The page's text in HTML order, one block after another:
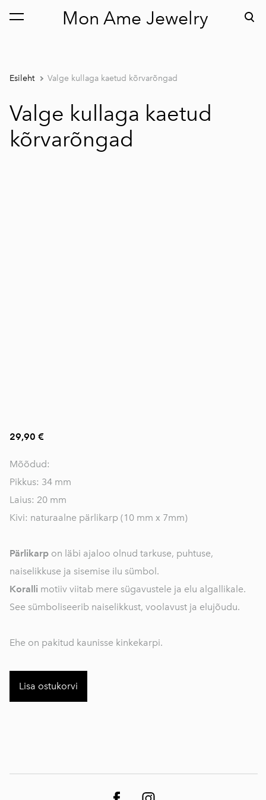
Mon Ame Jewelry
lisati ostukorvi. Vaata ostukorvi
Esileht Valge kullaga kaetud kõrvarõngad
Valge kullaga kaetud
kõrvarõngad
29,90 €
Mõõdud:
Pikkus: 34 mm
Laius: 20 mm
Kivi: naturaalne pärlikarp (10 mm x 7mm)
Pärlikarp on läbi ajaloo olnud tarkuse, puhtuse,
naiselikkuse ja sisemise ilu sümbol.
Koralli motiiv viitab mere sügavustele ja elu algallikale.
See sümboliseerib naiselikkust, voolavust ja elujõudu.
Ehe on pakitud kaunisse kinkekarpi.
Lisa ostukorvi